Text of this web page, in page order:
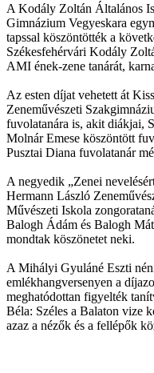
A Kodály Zoltán Általános
Gimnázium Vegyeskara
tapssal köszöntötték a
Székesfehérvári Kodály
AMI ének-zene tanárát,
Az esten díjat vehetett át
Zeneművészeti
fuvolatanára is, akit diákjai,
Molnár Emese köszöntött
Pusztai Diana fuvolatanár
A negyedik „Zenei
Hermann László
Művészeti Iskola
Balogh Ádám és Balogh
mondtak köszönetet neki.
A Mihályi Gyuláné Eszti
emlékhangversenyen a
meghatódottan figyelték
Béla: Széles a Balaton vize
azaz a nézők és a fellépők